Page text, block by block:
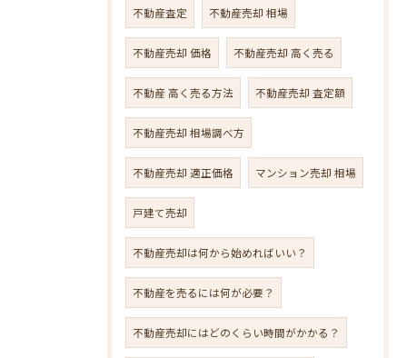
不動産査定 不動産売却 相場
不動産売却 価格 不動産売却 高く売る
不動産 高く売る方法 不動産売却 査定額
不動産売却 相場調べ方
不動産売却 適正価格 マンション売却 相場
戸建て売却
不動産売却は何から始めればいい？
不動産を売るには何が必要？
不動産売却にはどのくらい時間がかかる？